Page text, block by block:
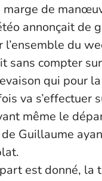
de
annonçait de
l’ensemble du
sans compter sur
qui pour la
va s’effectuer
même le
de Guillaume
est donné, la